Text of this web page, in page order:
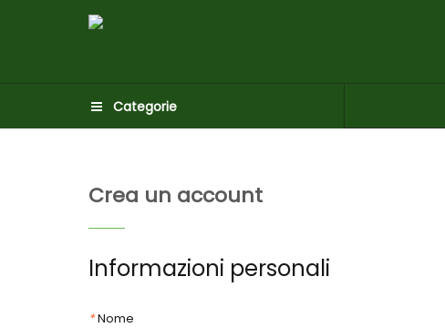
Categorie
Crea un account
Informazioni personali
* Nome